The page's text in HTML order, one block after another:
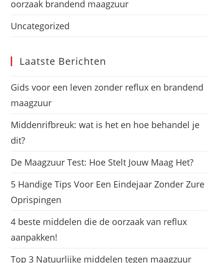
oorzaak brandend maagzuur
Uncategorized
Laatste Berichten
Gids voor een leven zonder reflux en brandend
maagzuur
Middenrifbreuk: wat is het en hoe behandel je
dit?
De Maagzuur Test: Hoe Stelt Jouw Maag Het?
5 Handige Tips Voor Een Eindejaar Zonder Zure
Oprispingen
4 beste middelen die de oorzaak van reflux
aanpakken!
Top 3 Natuurlijke middelen tegen maagzuur